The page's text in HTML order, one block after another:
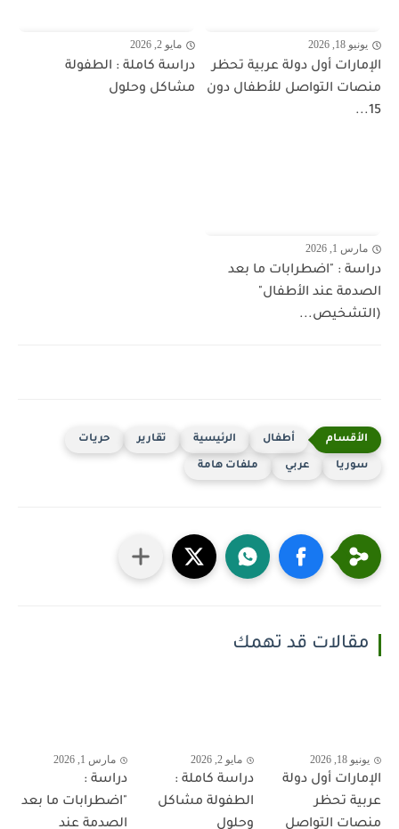
يونيو 18, 2026
الإمارات أول دولة عربية تحظر
منصات التواصل للأطفال دون
15...
مايو 2, 2026
دراسة كاملة : الطفولة
مشاكل وحلول
مارس 1, 2026
دراسة : "اضطرابات ما بعد
الصدمة عند الأطفال"
(التشخيص...
أطفال الرئيسية تقارير حريات
سوريا عربي ملفات هامة
مقالات قد تهمك
يونيو 18, 2026
الإمارات أول دولة
عربية تحظر
منصات التواصل
مايو 2, 2026
دراسة كاملة :
الطفولة مشاكل
وحلول
مارس 1, 2026
دراسة :
"اضطرابات ما بعد
الصدمة عند